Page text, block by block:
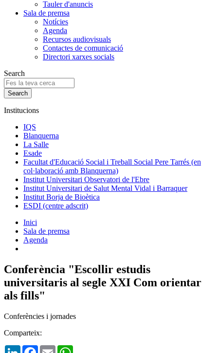
Tauler d'anuncis
Sala de premsa
Notícies
Agenda
Recursos audiovisuals
Contactes de comunicació
Directori xarxes socials
Search
Institucions
IQS
Blanquerna
La Salle
Esade
Facultat d'Educació Social i Treball Social Pere Tarrés (en
col·laboració amb Blanquerna)
Institut Universitari Observatori de l'Ebre
Institut Universitari de Salut Mental Vidal i Barraquer
Institut Borja de Bioètica
ESDI (centre adscrit)
Inici
Sala de premsa
Agenda
Conferència "Escollir estudis
universitaris al segle XXI Com orientar
als fills"
Conferències i jornades
Comparteix:
LinkedInFacebook
Email